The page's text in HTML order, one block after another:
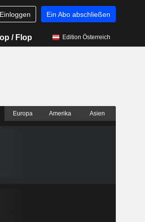
Einloggen Ein Abo abschließen
/ Flop Edition Österreich
Europa Amerika Asien